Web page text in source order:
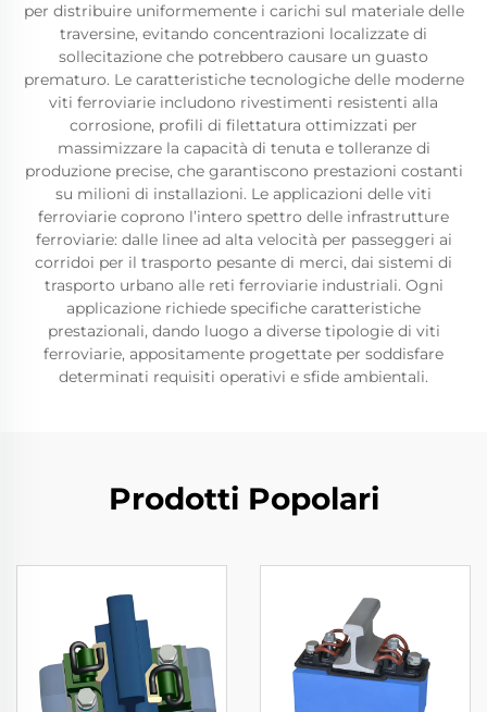
per distribuire uniformemente i carichi sul materiale delle
traversine, evitando concentrazioni localizzate di
sollecitazione che potrebbero causare un guasto
prematuro. Le caratteristiche tecnologiche delle moderne
viti ferroviarie includono rivestimenti resistenti alla
corrosione, profili di filettatura ottimizzati per
massimizzare la capacità di tenuta e tolleranze di
produzione precise, che garantiscono prestazioni costanti
su milioni di installazioni. Le applicazioni delle viti
ferroviarie coprono l’intero spettro delle infrastrutture
ferroviarie: dalle linee ad alta velocità per passeggeri ai
corridoi per il trasporto pesante di merci, dai sistemi di
trasporto urbano alle reti ferroviarie industriali. Ogni
applicazione richiede specifiche caratteristiche
prestazionali, dando luogo a diverse tipologie di viti
ferroviarie, appositamente progettate per soddisfare
determinati requisiti operativi e sfide ambientali.
Prodotti Popolari